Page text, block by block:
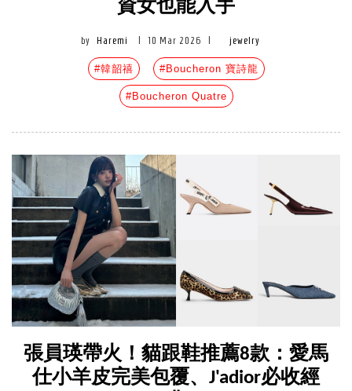
資女也能入手
by Haremi 10 Mar 2026 jewelry
#韓韶禧 #Boucheron 寶詩龍
#Boucheron Quatre
張員瑛帶火！貓跟鞋推薦8款：愛馬
仕小羊皮完美包覆、J'adior必收經